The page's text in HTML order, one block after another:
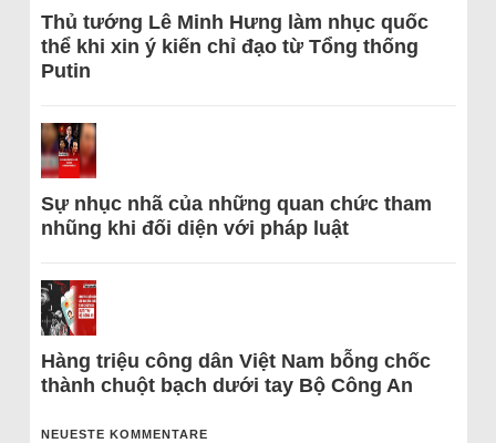
Thủ tướng Lê Minh Hưng làm nhục quốc
thể khi xin ý kiến chỉ đạo từ Tổng thống
Putin
Sự nhục nhã của những quan chức tham
nhũng khi đối diện với pháp luật
Hàng triệu công dân Việt Nam bỗng chốc
thành chuột bạch dưới tay Bộ Công An
NEUESTE KOMMENTARE